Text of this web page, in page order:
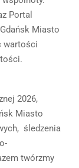
Portal
Miasto
wartości
2026,
Miasto
śledzenia
twórzmy